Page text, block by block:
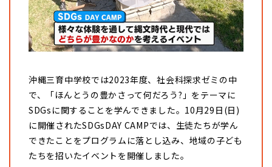
沖縄三育中学校では2023年度、社会科探求ゼミの中
で、「ほんとうの豊かさって何だろう?」をテーマに
SDGsに関することを学んできました。10月29日(日)
に開催されたSDGsDAY CAMPでは、生徒たちが学ん
できたことをプログラムに落とし込み、地域の子ども
たちを招いたイベントを開催しました。